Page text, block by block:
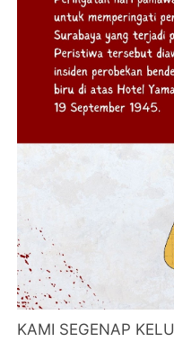
KAMI SEGENAP